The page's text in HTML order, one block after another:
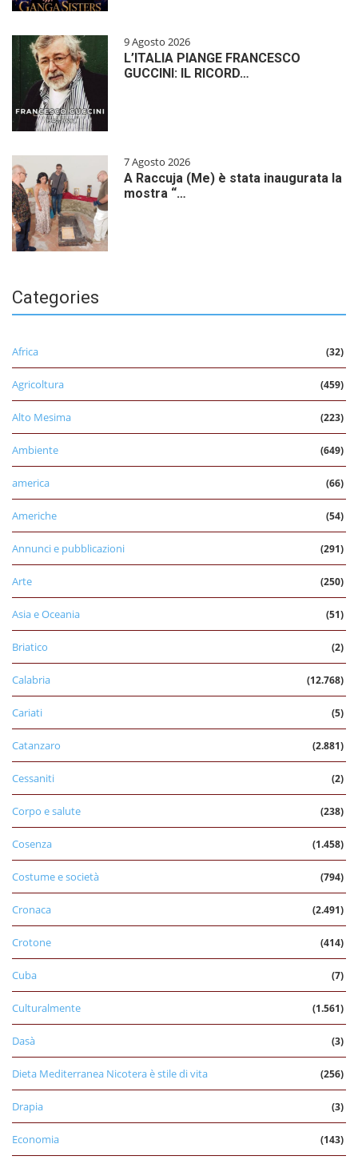
9 Agosto 2026
L’ITALIA PIANGE FRANCESCO
GUCCINI: IL RICORD…
7 Agosto 2026
A Raccuja (Me) è stata inaugurata la
mostra “…
Categories
Africa (32)
Agricoltura (459)
Alto Mesima (223)
Ambiente (649)
america (66)
Americhe (54)
Annunci e pubblicazioni (291)
Arte (250)
Asia e Oceania (51)
Briatico (2)
Calabria (12.768)
Cariati (5)
Catanzaro (2.881)
Cessaniti (2)
Corpo e salute (238)
Cosenza (1.458)
Costume e società (794)
Cronaca (2.491)
Crotone (414)
Cuba (7)
Culturalmente (1.561)
Dasà (3)
Dieta Mediterranea Nicotera è stile di vita (256)
Drapia (3)
Economia (143)